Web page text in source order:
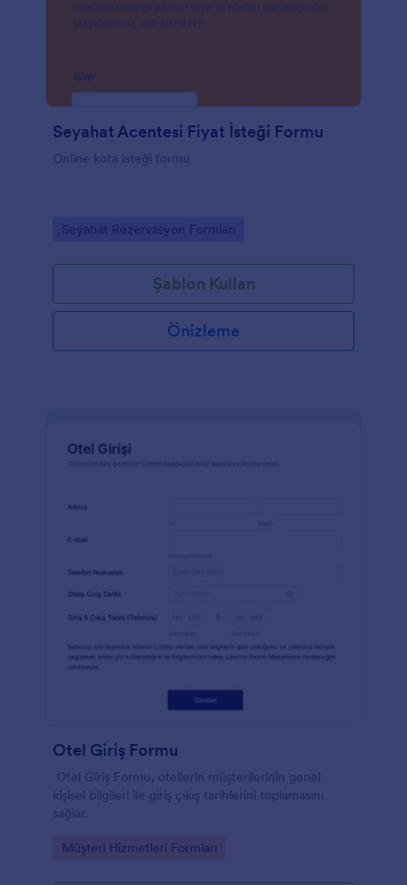
Seyahat Acentesi Fiyat İsteği Formu
Online kota isteği formu
Go to Category:
Seyahat Rezervasyon Formları
Şablon Kullan
Önizleme
Otel Giriş Formu
Otel Giriş Formu, otellerin müşterilerinin genel
kişisel bilgileri ile giriş çıkış tarihlerini toplamasını
sağlar.
Go to Category:
Müşteri Hizmetleri Formları